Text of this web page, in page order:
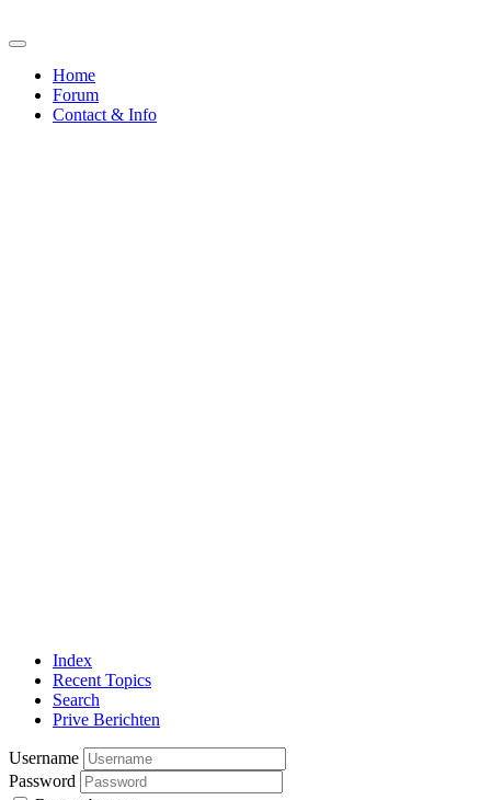
Home
Forum
Contact & Info
Index
Recent Topics
Search
Prive Berichten
Username
Password